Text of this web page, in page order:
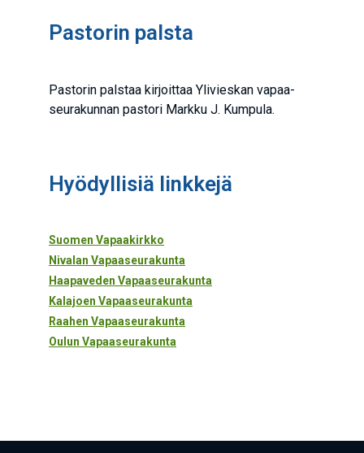
Pas­to­rin palsta
Pas­to­rin pals­taa kir­joit­taa Yli­vies­kan vapaa­
seu­ra­kun­nan pas­to­ri Mark­ku J. Kumpula.
Hyö­dyl­li­siä linkkejä
Suo­men Vapaakirkko
Niva­lan Vapaaseurakunta
Haa­pa­ve­den Vapaaseurakunta
Kala­joen Vapaaseurakunta
Raa­hen Vapaaseurakunta
Oulun Vapaa­seu­ra­kun­ta